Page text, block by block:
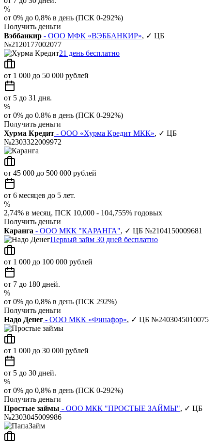
%
от 0% до 0,8% в день (ПСК 0-292%)
Получить деньги
Вэббанкир - ООО МФК «ВЭББАНКИР», ✓ ЦБ
№2120177002077
21 день бесплатно
от 1 000 до 50 000 рублей
от 5 до 31 дня.
%
от 0% до 0.8% в день (ПСК 0-292%)
Получить деньги
Хурма Кредит - ООО «Хурма Кредит МКК», ✓ ЦБ
№2303322009972
от 45 000 до 500 000 рублей
от 6 месяцев до 5 лет.
%
2,74% в месяц, ПСК 10,000 - 104,755% годовых
Получить деньги
Каранга - ООО МКК "КАРАНГА", ✓ ЦБ №2104150009681
Первый займ 30 дней бесплатно
от 1 000 до 100 000 рублей
от 7 до 180 дней.
%
от 0% до 0,8% в день (ПСК 292%)
Получить деньги
Надо Денег - ООО МКК «Финафор», ✓ ЦБ №2403045010075
от 1 000 до 30 000 рублей
от 5 до 30 дней.
%
от 0% до 0,8% в день (ПСК 0-292%)
Получить деньги
Простые займы - ООО МКК "ПРОСТЫЕ ЗАЙМЫ", ✓ ЦБ
№2303045009986